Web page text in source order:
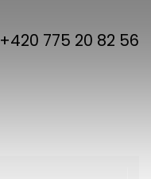
+420 775 20 82 56